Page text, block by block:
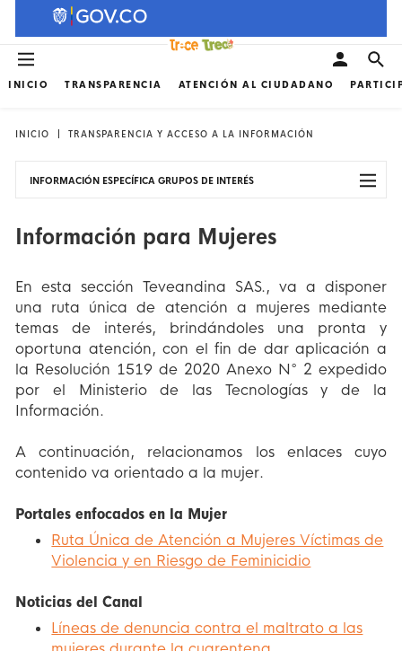
INICIO TRANSPARENCIA ATENCIÓN AL CIUDADANO
INICIO TRANSPARENCIA Y ACCESO A LA INFORMACIÓN
INFORMACIÓN ESPECÍFICA GRUPOS DE INTERÉS
Información para Mujeres
En esta sección Teveandina SAS., va a disponer
una ruta única de atención a mujeres mediante
temas de interés, brindándoles una pronta y
oportuna atención, con el fin de dar aplicación a
la Resolución 1519 de 2020 Anexo N° 2 expedido
por el Ministerio de las Tecnologías y de la
Información.
A continuación, relacionamos los enlaces cuyo
contenido va orientado a la mujer.
Portales enfocados en la Mujer
Ruta Única de Atención a Mujeres Víctimas de
Violencia y en Riesgo de Feminicidio
Noticias del Canal
Líneas de denuncia contra el maltrato a las